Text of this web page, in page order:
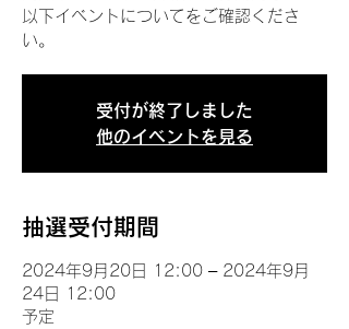
以下イベントについてをご確認くださ
い。
受付が終了しました
他のイベントを見る
抽選受付期間
2024年9月20日 12:00 – 2024年9月
24日 12:00
予定